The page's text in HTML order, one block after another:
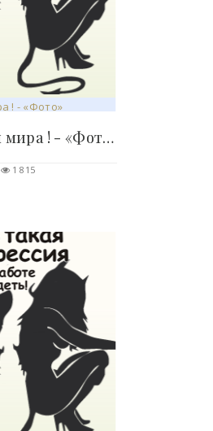
Ядерные державы мира ! - «Фото»..
1 815